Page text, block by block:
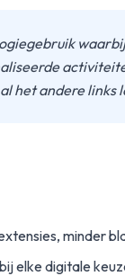
het andere links
minder
elke digitale